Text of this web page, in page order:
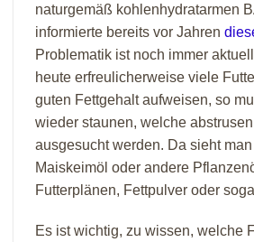
naturgemäß kohlenhydratarmen
informierte bereits vor Jahren
Problematik ist noch immer
heute erfreulicherweise viele
guten Fettgehalt aufweisen, so
wieder staunen, welche
ausgesucht werden. Da sieht
Maiskeimöl oder andere
Futterplänen, Fettpulver oder
Es ist wichtig, zu wissen, welche